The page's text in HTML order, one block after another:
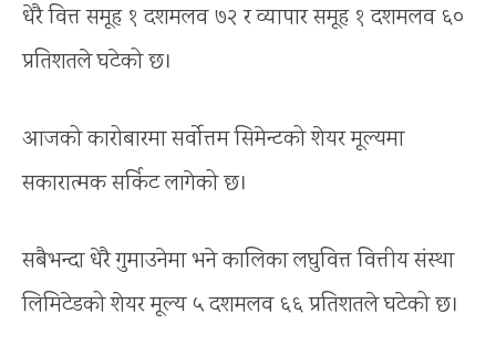
धेरै वित्त समूह १ दशमलव ७२ र व्यापार समूह १ दशमलव ६०
प्रतिशतले घटेको छ।
आजको कारोबारमा सर्वोत्तम सिमेन्टको शेयर मूल्यमा
सकारात्मक सर्किट लागेको छ।
सबैभन्दा धेरै गुमाउनेमा भने कालिका लघुवित्त वित्तीय संस्था
लिमिटेडको शेयर मूल्य ५ दशमलव ६६ प्रतिशतले घटेको छ।